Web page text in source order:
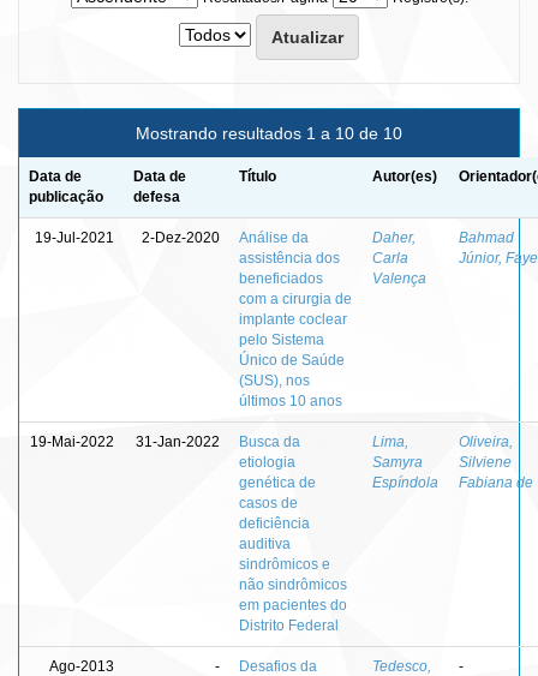
Mostrando resultados 1 a 10 de 10
Data de
publicação
Data de
defesa
Título Autor(es)
19-Jul-2021 2-Dez-2020
Análise da
assistência dos
beneficiados
com a cirurgia de
implante coclear
pelo Sistema
Único de Saúde
(SUS), nos
últimos 10 anos
Daher,
Carla
Valença
Bahmad
Júnior,
19-Mai-2022 31-Jan-2022
Busca da
etiologia
genética de
casos de
deficiência
auditiva
sindrômicos e
não sindrômicos
em pacientes do
Distrito Federal
Lima,
Samyra
Espíndola
Oliveira,
Silviene
Fabiana de
Ago-2013 -
Desafios da
Tedesco,
-